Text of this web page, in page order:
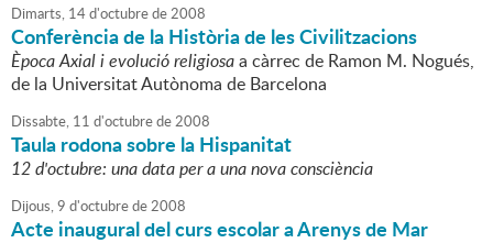
Dimarts, 14d'octubrede2008
Conferència de la Història de les Civilitzacions
Època Axial i evolució religiosaa càrrec de Ramon M. Nogués,
de la Universitat Autònoma de Barcelona
Dissabte, 11 d'octubrede2008
Taula rodona sobre la Hispanitat
12 d'octubre: una data per a una nova consciència
Dijous,9 d'octubrede2008
Acte inaugural del curs escolar a Arenys de Mar